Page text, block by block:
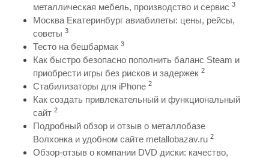
металлическая мебель, производство и сервис 3
Москва Екатеринбург авиабилеты: цены, рейсы,
советы 3
Тесто на бешбармак 3
Как быстро безопасно пополнить баланс Steam и
приобрести игры без рисков и задержек 2
Стабилизаторы для iPhone 2
Как создать привлекательный и функциональный
сайт 2
Подробный обзор и отзыв о металлобазе
Волхонка и удобном сайте metallobazav.ru 2
Обзор-отзыв о компании DVD диски: качество,